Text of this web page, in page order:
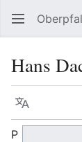
Hans
Sprache
P